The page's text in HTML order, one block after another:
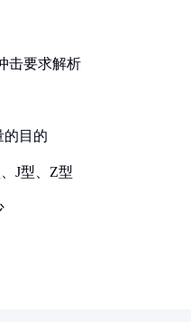
击要求解析
的目的
J型、Z型